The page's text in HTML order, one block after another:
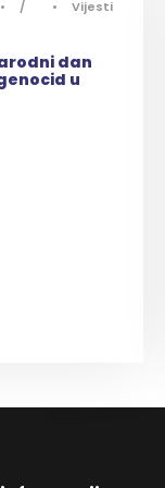
• • Vijesti
dan
u